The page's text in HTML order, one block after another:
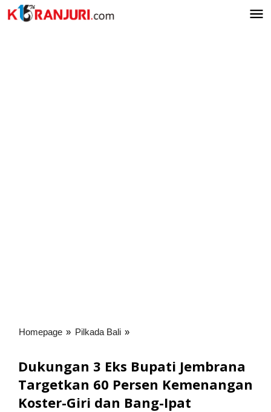
Lewati
ke
Homepage » Pilkada Bali »
Bupati
Jembrana
Targetkan
Dukungan 3 Eks Bupati Jembrana
Targetkan 60 Persen Kemenangan
Koster-Giri dan Bang-Ipat